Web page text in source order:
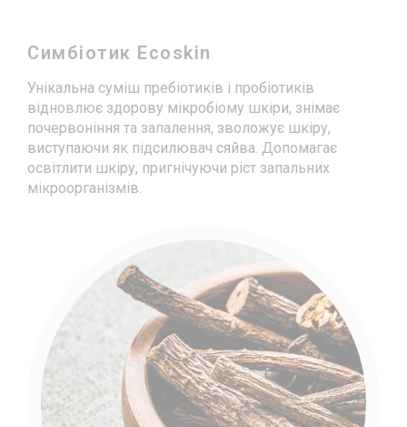
Симбіотик Ecoskin
Унікальна суміш пребіотиків і пробіотиків
відновлює здорову мікробіому шкіри, знімає
почервоніння та запалення, зволожує шкіру,
виступаючи як підсилювач сяйва. Допомагає
освітлити шкіру, пригнічуючи ріст запальних
мікроорганізмів.